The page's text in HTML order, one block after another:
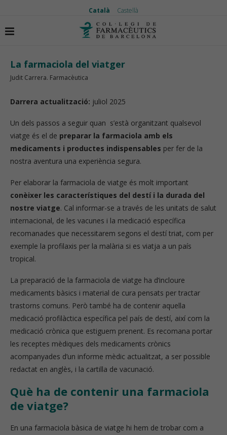
Català Castellà
Inici El medicament La farmaciola del viatger
La farmaciola del viatger
Judit Carrera. Farmacèutica
Darrera actualització: juliol 2025
Un dels passos a seguir quan s’està organitzant qualsevol
viatge és el de preparar la farmaciola amb els
medicaments i productes indispensables per fer de la
nostra aventura una experiència segura.
Per elaborar la farmaciola de viatge és molt important
conèixer les característiques del destí i la durada del
nostre viatge. Cal informar-se a través de les unitats de salut
internacional, de les vacunes i la medicació específica
recomanades que necessitarem segons el destí triat, com per
exemple la profilaxis per la malària si es viatja a un país
tropical.
La preparació de la farmaciola de viatge ha d’incloure
medicaments bàsics i material de cura pensats per tractar
trastorns comuns. Però també ha de contenir aquella
medicació profilàctica específica pel país de destí, així com la
medicació crònica que estiguem prenent. Es recomana portar
les receptes mèdiques dels medicaments crònics
acompanyades d’un informe mèdic actualitzat, a ser possible
redactat en anglès, i la cartilla de vacunació.
Què ha de contenir una farmaciola
de viatge?
En una farmaciola bàsica de viatge hi hem de trobar com a